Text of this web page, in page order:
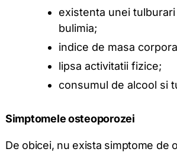
existenta unei
bulimia;
indice de masa
lipsa activitatii fizice;
consumul de alcool si
Simptomele osteoporozei
De obicei, nu exista simptome de